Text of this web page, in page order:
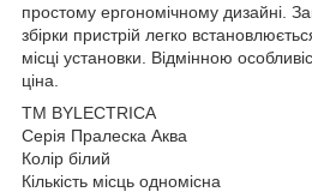
простому ергономічному дизайні.
збірки пристрій легко
місці установки. Відмінною
ціна.
ТМ BYLECTRICA
Серія Пралеска Аква
Колір білий
Кількість місць одномісна